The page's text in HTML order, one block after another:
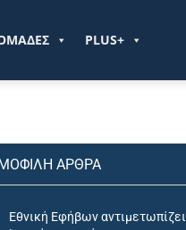
PLUS+
ΑΡΘΡΑ
Εθνική Εφήβων αντιμετωπίζει